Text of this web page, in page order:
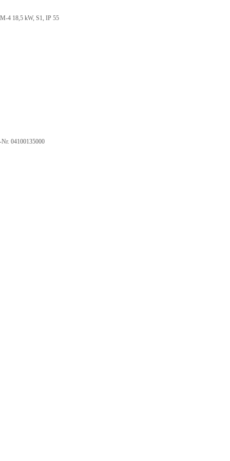
4 18,5 kW, S1, IP 55
04100135000